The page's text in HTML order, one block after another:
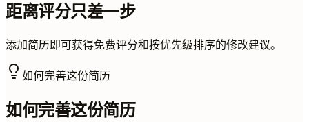
距离评分只差一步
添加简历即可获得免费评分和按优先级排序的修改建议。
如何完善这份简历
如何完善这份简历